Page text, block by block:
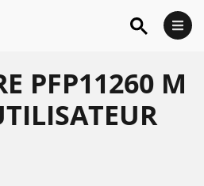
PFP11260 M